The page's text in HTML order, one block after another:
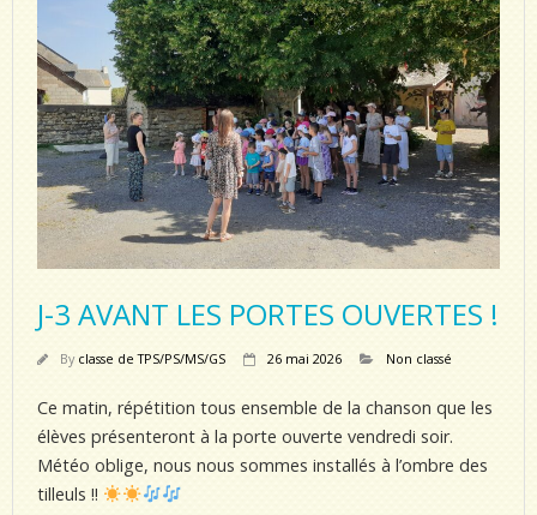
J-3 AVANT LES PORTES OUVERTES !
By classe de TPS/PS/MS/GS 26 mai 2026 Non classé
Ce matin, répétition tous ensemble de la chanson que les
élèves présenteront à la porte ouverte vendredi soir.
Météo oblige, nous nous sommes installés à l’ombre des
tilleuls !!